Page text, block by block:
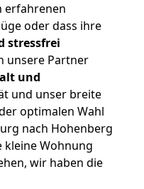
erfahrenen
oder dass ihre
stressfrei
unsere Partner
und
und unser breite
optimalen Wahl
nach Hohenberg
kleine Wohnung
wir haben die